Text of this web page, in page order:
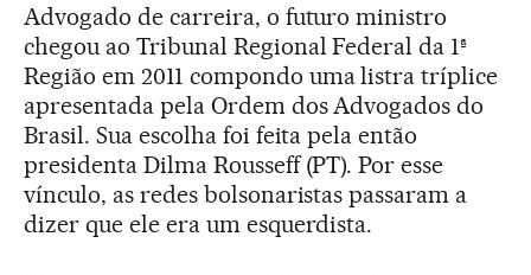
Advogado de carreira, o futuro ministro
chegou ao Tribunal Regional Federal da 1ª
Região em 2011 compondo uma listra tríplice
apresentada pela Ordem dos Advogados do
Brasil. Sua escolha foi feita pela então
presidenta Dilma Rousseff (PT). Por esse
vínculo, as redes bolsonaristas passaram a
dizer que ele era um esquerdista.